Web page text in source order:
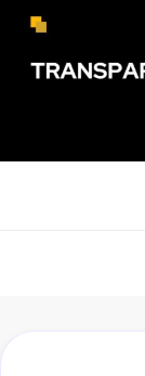
Skip
content